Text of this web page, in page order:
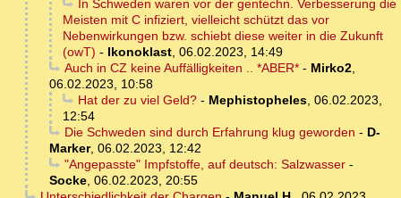
In Schweden waren vor der gentechn. Verbesserung die
Meisten mit C infiziert, vielleicht schützt das vor
Nebenwirkungen bzw. schiebt diese weiter in die Zukunft
(owT) - Ikonoklast, 06.02.2023, 14:49
Auch in CZ keine Auffälligkeiten .. *ABER*- Mirko2,
06.02.2023, 10:58
Hat der zu viel Geld?- Mephistopheles, 06.02.2023,
12:54
Die Schweden sind durch Erfahrung klug geworden - D-
Marker, 06.02.2023, 12:42
"Angepasste" Impfstoffe, auf deutsch: Salzwasser-
Socke, 06.02.2023, 20:55